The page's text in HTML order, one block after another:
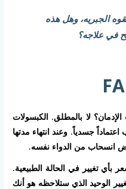
الجبريه، وهل هذه
في علاجه؟
لا بالمطلق. الكبسولات
جسدياً. وعند انتهاء مدتها
انسحاب من الدواء نفسه.
بأي تغيير في الحالة الطبيعية.
الوحيد الذي ستلاحظه هو أنك